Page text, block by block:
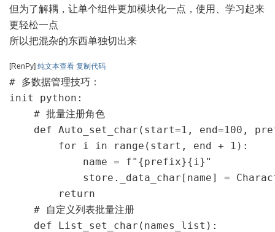
但为了解耦，让单个组件更加模块化一点，使用、学习起来
更轻松一点
所以把混杂的东西单独切出来
[RenPy] 纯文本查看 复制代码
# 多数据管理技巧：
init python:
    # 批量注册角色
def Auto_set_char(start=1, end=100,
        for i in range(start, end + 1):
            name = f"{prefix}{i}"
store._data_char[name] =
        return
    # 自定义列表批量注册
    def List_set_char(names_list):